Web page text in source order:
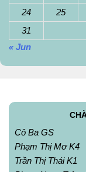
24
25
31
« Jun
Cô Ba GS
Phạm Thị Mơ K4
Trần Thị Thái K1